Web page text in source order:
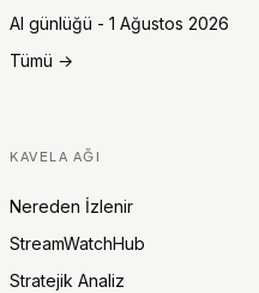
AI günlüğü - 1 Ağustos 2026
Tümü →
KAVELA AĞI
Nereden İzlenir
StreamWatchHub
Stratejik Analiz